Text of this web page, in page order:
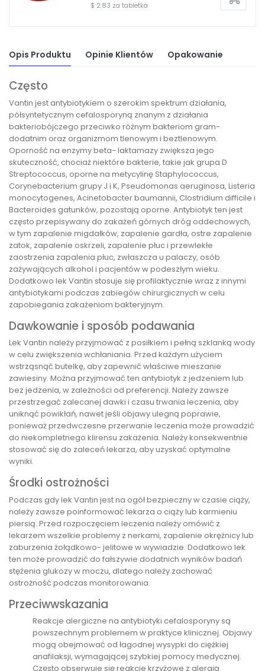
$ 2.83 za tabletka
Opis Produktu Opinie Klientów Opakowanie
Często
Vantin jest antybiotykiem o szerokim spektrum działania,
półsyntetycznym cefalosporyną znanym z działania
bakteriobójczego przeciwko różnym bakteriom gram-
dodatnim oraz organizmom tlenowym i beztlenowym.
Oporność na enzymy beta- laktamazy zwiększa jego
skuteczność, chociaż niektóre bakterie, takie jak grupa D
Streptococcus, oporne na metycylinę Staphylococcus,
Corynebacterium grupy J i K, Pseudomonas aeruginosa, Listeria
monocytogenes, Acinetobacter baumannii, Clostridium difficile i
Bacteroides gatunków, pozostają oporne. Antybiotyk ten jest
często przepisywany do zakażeń górnych dróg oddechowych,
w tym zapalenie migdałków, zapalenie gardła, ostre zapalenie
zatok, zapalenie oskrzeli, zapalenie płuc i przewlekłe
zaostrzenia zapalenia płuc, zwłaszcza u palaczy, osób
zażywających alkohol i pacjentów w podeszłym wieku.
Dodatkowo lek Vantin stosuje się profilaktycznie wraz z innymi
antybiotykami podczas zabiegów chirurgicznych w celu
zapobiegania zakażeniom bakteryjnym.
Dawkowanie i sposób podawania
Lek Vantin należy przyjmować z posiłkiem i pełną szklanką wody
w celu zwiększenia wchłaniania. Przed każdym użyciem
wstrząsnąć butelkę, aby zapewnić właściwe mieszanie
zawiesiny. Można przyjmować ten antybiotyk z jedzeniem lub
bez jedzenia, w zależności od preferencji. Należy zawsze
przestrzegać zalecanej dawki i czasu trwania leczenia, aby
uniknąć powikłań, nawet jeśli objawy ulegną poprawie,
ponieważ przedwczesne przerwanie leczenia może prowadzić
do niekompletnego klirensu zakażenia. Należy konsekwentnie
stosować się do zaleceń lekarza, aby uzyskać optymalne
wyniki.
Środki ostrożności
Podczas gdy lek Vantin jest na ogół bezpieczny w czasie ciąży,
należy zawsze poinformować lekarza o ciąży lub karmieniu
piersią. Przed rozpoczęciem leczenia należy omówić z
lekarzem wszelkie problemy z nerkami, zapalenie okrężnicy lub
zaburzenia żołądkowo- jelitowe w wywiadzie. Dodatkowo lek
ten może prowadzić do fałszywie dodatnich wyników badań
stężenia glukozy w moczu, dlatego należy zachować
ostrożność podczas monitorowania.
Przeciwwskazania
Reakcje alergiczne na antybiotyki cefalosporyny są
powszechnym problemem w praktyce klinicznej. Objawy
mogą obejmować od łagodnej wysypki do ciężkiej
anafilaksji, wymagającej szybkiej pomocy medycznej.
Często obserwuje się reakcje krzyżowe z alergią